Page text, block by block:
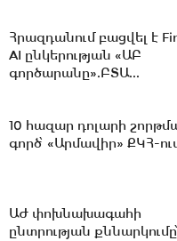
14:32 -ՌԴ-ի կողմից 5
միլիարդի զենքի
Ադրբեջանին
14:06 -Կասեցվել է
13:30 -«Առինջ մոլ»-ում
Հրազդանում բացվել է
AI ընկերության «ԱԲ
գործարանը».ԲՏԱ...
10 հազար դոլարի
գործ՝ «Արմավիր» ՔԿՀ-
ԱԺ փոխնախագահի
ընտրության քննարկումը՝